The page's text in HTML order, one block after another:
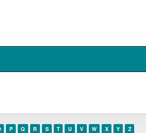
P Q R S T U V W X Y Z